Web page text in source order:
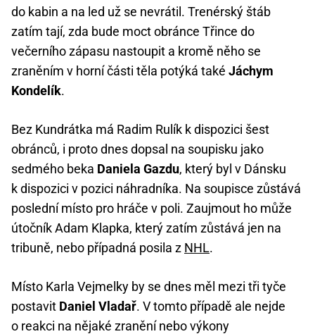
do kabin a na led už se nevrátil. Trenérský štáb
zatím tají, zda bude moct obránce Třince do
večerního zápasu nastoupit a kromě něho se
zraněním v horní části těla potýká také Jáchym
Kondelík.
Bez Kundrátka má Radim Rulík k dispozici šest
obránců, i proto dnes dopsal na soupisku jako
sedmého beka Daniela Gazdu, který byl v Dánsku
k dispozici v pozici náhradníka. Na soupisce zůstává
poslední místo pro hráče v poli. Zaujmout ho může
útočník Adam Klapka, který zatím zůstává jen na
tribuně, nebo případná posila z NHL.
Místo Karla Vejmelky by se dnes měl mezi tři tyče
postavit Daniel Vladař. V tomto případě ale nejde
o reakci na nějaké zranění nebo výkony